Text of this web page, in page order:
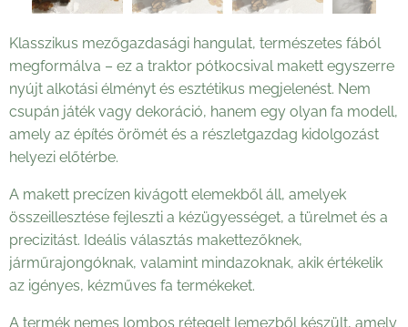
Klasszikus mezőgazdasági hangulat, természetes fából
megformálva – ez a traktor pótkocsival makett egyszerre
nyújt alkotási élményt és esztétikus megjelenést. Nem
csupán játék vagy dekoráció, hanem egy olyan fa modell,
amely az építés örömét és a részletgazdag kidolgozást
helyezi előtérbe.
A makett precízen kivágott elemekből áll, amelyek
összeillesztése fejleszti a kézügyességet, a türelmet és a
precizitást. Ideális választás makettezőknek,
járműrajongóknak, valamint mindazoknak, akik értékelik
az igényes, kézműves fa termékeket.
A termék nemes lombos rétegelt lemezből készült, amely